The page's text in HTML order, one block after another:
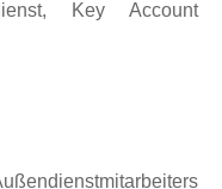
Key Account